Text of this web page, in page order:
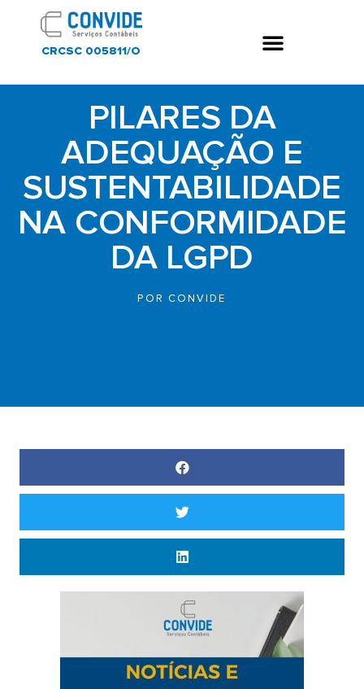
CRCSC 005811/O
PILARES DA
ADEQUAÇÃO E
SUSTENTABILIDADE
NA CONFORMIDADE
DA LGPD
POR CONVIDE